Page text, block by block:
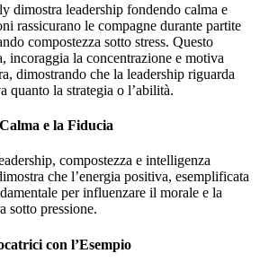
dimostra leadership fondendo calma e
rassicurano le compagne durante partite
compostezza sotto stress. Questo
incoraggia la concentrazione e motiva
dimostrando che la leadership riguarda
quanto la strategia o l’abilità.
e la Fiducia
compostezza e intelligenza
che l’energia positiva, esemplificata
per influenzare il morale e la
sotto pressione.
con l’Esempio